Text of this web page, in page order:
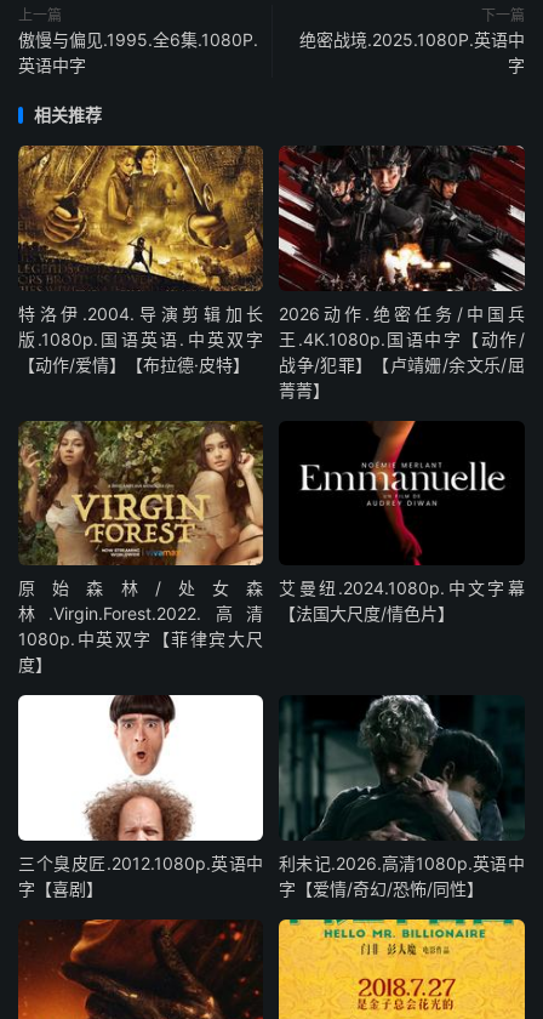
上一篇
傲慢与偏见.1995.全6集.1080P.
英语中字
下一篇
绝密战境.2025.1080P.英语中
字
相关推荐
特洛伊.2004.导演剪辑加长
版.1080p.国语英语.中英双字
【动作/爱情】【布拉德·皮特】
2026动作.绝密任务/中国兵
王.4K.1080p.国语中字【动作/
战争/犯罪】【卢靖姗/余文乐/屈
菁菁】
原始森林/处女森
林.Virgin.Forest.2022.高清
1080p.中英双字【菲律宾大尺
度】
艾曼纽.2024.1080p.中文字幕
【法国大尺度/情色片】
三个臭皮匠.2012.1080p.英语中
字【喜剧】
利未记.2026.高清1080p.英语中
字【爱情/奇幻/恐怖/同性】